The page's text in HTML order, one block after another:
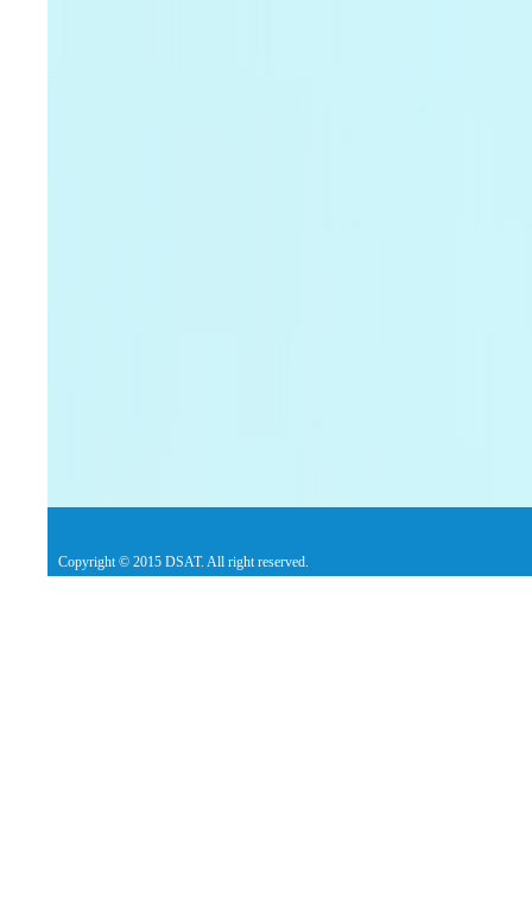
Copyright © 2015 DSAT. All right reserved.